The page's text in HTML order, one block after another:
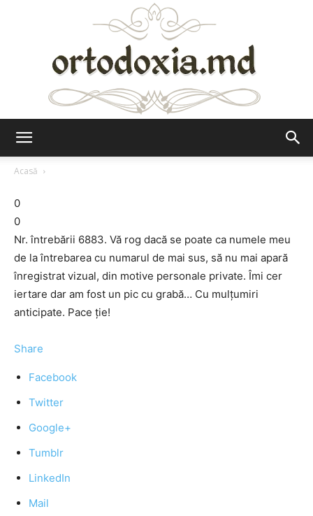
Acasă
0
0
Nr. întrebării 6883. Vă rog dacă se poate ca numele meu
de la întrebarea cu numarul de mai sus, să nu mai apară
înregistrat vizual, din motive personale private. Îmi cer
iertare dar am fost un pic cu grabă… Cu mulțumiri
anticipate. Pace ție!
Share
Facebook
Twitter
Google+
Tumblr
LinkedIn
Mail